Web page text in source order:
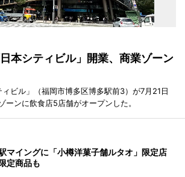
本シティビル」開業、商業ゾーン
ビル」（福岡市博多区博多駅前3）が7月21日
ーンに飲食店5店舗がオープンした。
マイングに「小樽洋菓子舗ルタオ」限定店
定商品も